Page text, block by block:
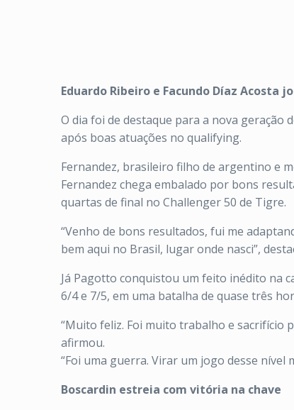
Eduardo Ribeiro e Facundo Díaz Acosta
O dia foi de destaque para a nova geração
após boas atuações no qualifying.
Fernandez, brasileiro filho de argentino e
Fernandez chega embalado por bons
quartas de final no Challenger 50 de Tigre.
“Venho de bons resultados, fui me
bem aqui no Brasil, lugar onde nasci”,
Já Pagotto conquistou um feito inédito na
6/4 e 7/5, em uma batalha de quase três
“Muito feliz. Foi muito trabalho e sacrifício
afirmou.
“Foi uma guerra. Virar um jogo desse
Boscardin estreia com vitória na chave